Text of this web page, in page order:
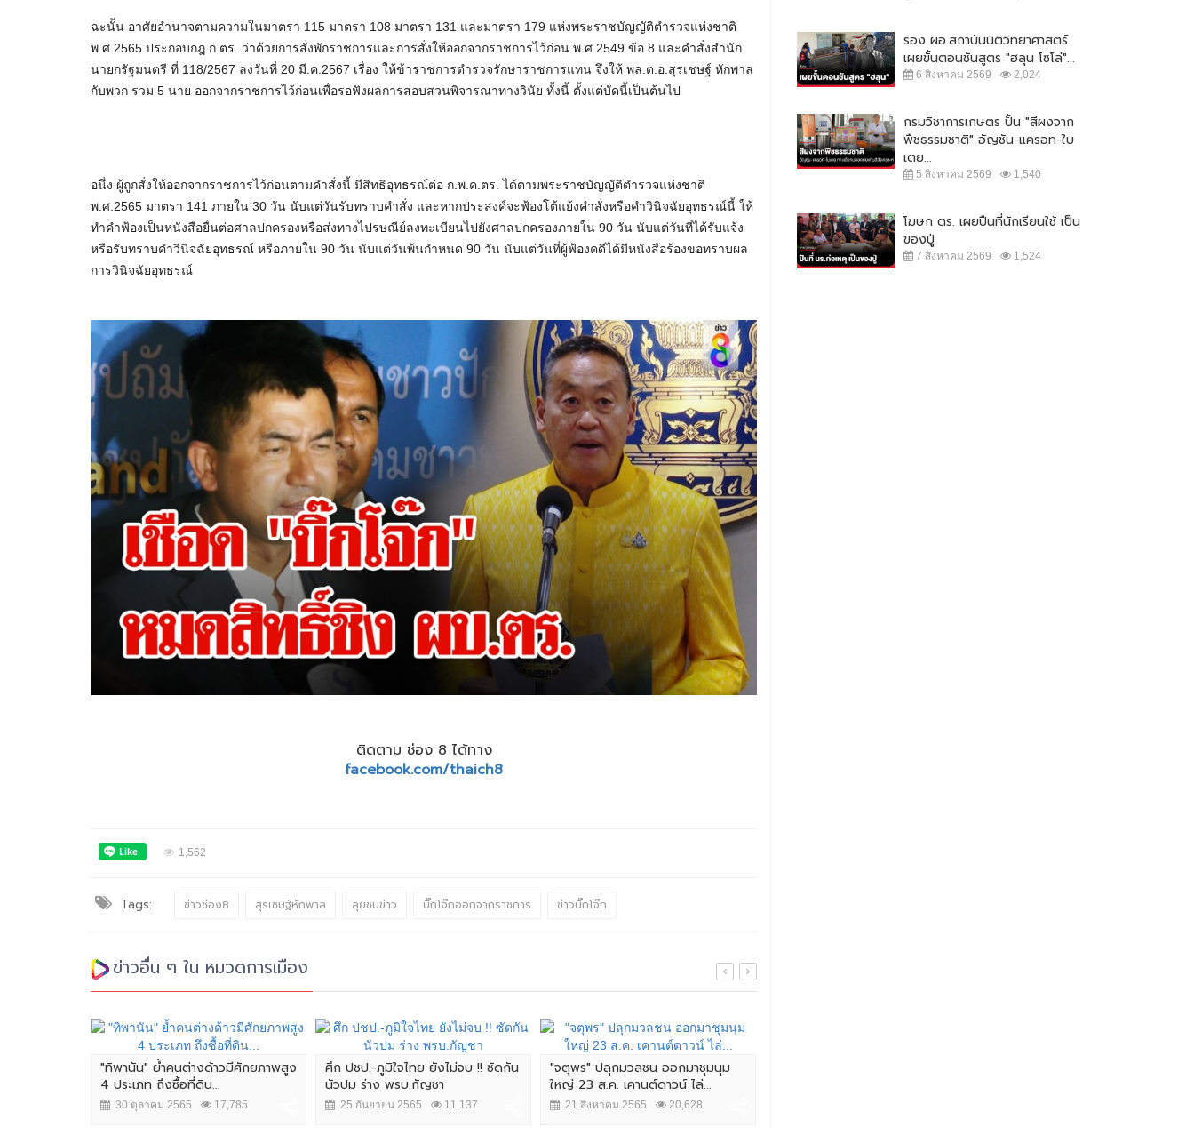
ฉะนั้น อาศัยอำนาจตามความในมาตรา 115 มาตรา 108 มาตรา 131 และมาตรา 179 แห่งพระราชบัญญัติตำรวจแห่งชาติ
พ.ศ.2565 ประกอบกฎ ก.ตร. ว่าด้วยการสั่งพักราชการและการสั่งให้ออกจากราชการไว้ก่อน พ.ศ.2549 ข้อ 8 และคำสั่งสำนัก
นายกรัฐมนตรี ที่ 118/2567 ลงวันที่ 20 มี.ค.2567 เรื่อง ให้ข้าราชการตำรวจรักษาราชการแทน จึงให้ พล.ต.อ.สุรเชษฐ์ หักพาล
กับพวก รวม 5 นาย ออกจากราชการไว้ก่อนเพื่อรอฟังผลการสอบสวนพิจารณาทางวินัย ทั้งนี้ ตั้งแต่บัดนี้เป็นต้นไป
อนึ่ง ผู้ถูกสั่งให้ออกจากราชการไว้ก่อนตามคำสั่งนี้ มีสิทธิอุทธรณ์ต่อ ก.พ.ค.ตร. ได้ตามพระราชบัญญัติตำรวจแห่งชาติ
พ.ศ.2565 มาตรา 141 ภายใน 30 วัน นับแต่วันรับทราบคำสั่ง และหากประสงค์จะฟ้องโต้แย้งคำสั่งหรือคำวินิจฉัยอุทธรณ์นี้ ให้
ทำคำฟ้องเป็นหนังสือยื่นต่อศาลปกครองหรือส่งทางไปรษณีย์ลงทะเบียนไปยังศาลปกครองภายใน 90 วัน นับแต่วันที่ได้รับแจ้ง
หรือรับทราบคำวินิจฉัยอุทธรณ์ หรือภายใน 90 วัน นับแต่วันพ้นกำหนด 90 วัน นับแต่วันที่ผู้ฟ้องคดีได้มีหนังสือร้องขอทราบผล
การวินิจฉัยอุทธรณ์
ติดตาม ช่อง 8 ได้ทาง
facebook.com/thaich8
1,562
Tags: ข่าวช่อง8 สุรเชษฐ์หักพาล ลุยชนข่าว บิ๊กโจ๊กออกจากราชการ ข่าวบิ๊กโจ๊ก
ข่าวอื่น ๆ ใน หมวดการเมือง
"ทิพานัน" ย้ำคนต่างด้าวมีศักยภาพสูง
4 ประเภท ถึงซื้อที่ดิน...
30 ตุลาคม 2565 17,785
ศึก ปชป.-ภูมิใจไทย ยังไม่จบ !! ซัดกัน
นัวปม ร่าง พรบ.กัญชา
25 กันยายน 2565 11,137
"จตุพร" ปลุกมวลชน ออกมาชุมนุม
ใหญ่ 23 ส.ค. เคานต์ดาวน์ ไล่...
21 สิงหาคม 2565 20,628
รอง ผอ.สถาบันนิติวิทยาศาสตร์
เผยขั้นตอนชันสูตร "ฮลุน โซโล่"...
6 สิงหาคม 2569 2,024
กรมวิชาการเกษตร ปั้น "สีผงจาก
พืชธรรมชาติ" อัญชัน-แครอท-ใบ
เตย...
5 สิงหาคม 2569 1,540
โฆษก ตร. เผยปืนที่นักเรียนใช้ เป็น
ของปู่
7 สิงหาคม 2569 1,524